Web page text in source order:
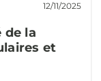
12/11/2025
de la
et